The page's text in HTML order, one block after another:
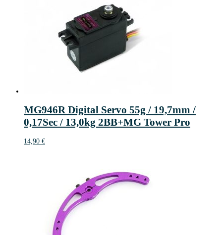
MG946R Digital Servo 55g / 19,7mm /
0,17Sec / 13,0kg 2BB+MG Tower Pro
14,90 €